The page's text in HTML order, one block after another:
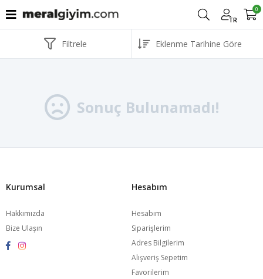
TR
0
Filtrele
Sonuç Bulunamadı!
Kurumsal
Hakkımızda
Bize Ulaşın
Hesabım
Hesabım
Siparişlerim
Adres Bilgilerim
Alışveriş Sepetim
Favorilerim